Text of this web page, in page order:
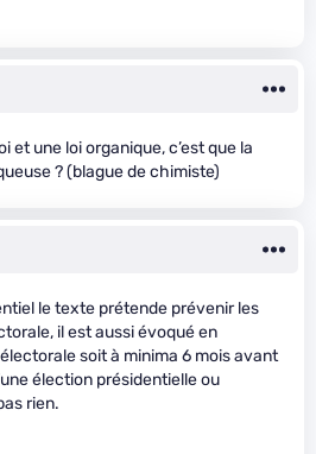
et une loi organique, c’est que la
? (blague de chimiste)
le texte prétende prévenir les
il est aussi évoqué en
soit à minima 6 mois avant
élection présidentielle ou
rien.